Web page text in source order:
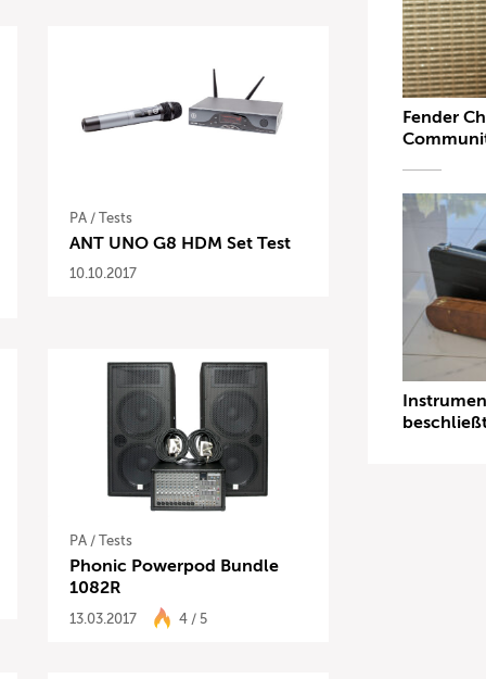
PA /Tests
ANT UNO G8 HDM Set Test
10.10.2017
PA /Tests
Phonic Powerpod Bundle
1082R
13.03.2017 4 / 5
Fender